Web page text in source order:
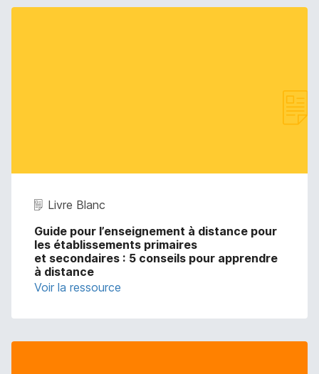
Livre Blanc
Guide pour l’enseignement à distance pour
les établissements primaires
et secondaires : 5 conseils pour apprendre
à distance
Voir la ressource